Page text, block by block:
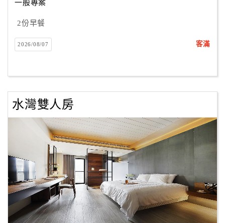
員
戶
客
服
聯
Line
線
上
客
服
一般專案
2份早餐
2026/08/07 客滿
水灣雙人房